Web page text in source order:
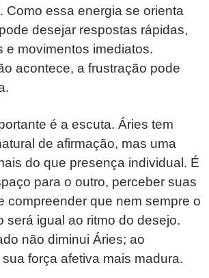
Como essa energia se orienta
desejar respostas rápidas,
e movimentos imediatos.
acontece, a frustração pode
é a escuta. Áries tem
de afirmação, mas uma
do que presença individual. É
para o outro, perceber suas
compreender que nem sempre o
será igual ao ritmo do desejo.
não diminui Áries; ao
força afetiva mais madura.